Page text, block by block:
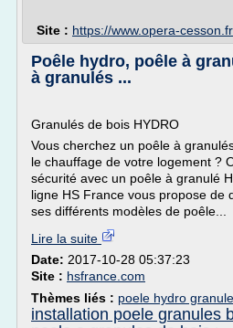
Site : https://www.opera-cesson.fr
Poêle hydro, poêle à
à granulés ...
Granulés de bois HYDRO
Vous cherchez un poêle à
le chauffage de votre logement ?
sécurité avec un poêle à granulé
ligne HS France vous propose de
ses différents modèles de poêle...
Lire la suite
Date: 2017-10-28 05:37:23
Site : hsfrance.com
Thèmes liés : poele hydro
installation poele granules